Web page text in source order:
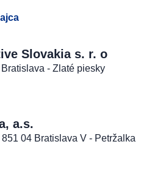
Slovakia s. r. o
- Zlaté piesky
a.s.
04 Bratislava V - Petržalka